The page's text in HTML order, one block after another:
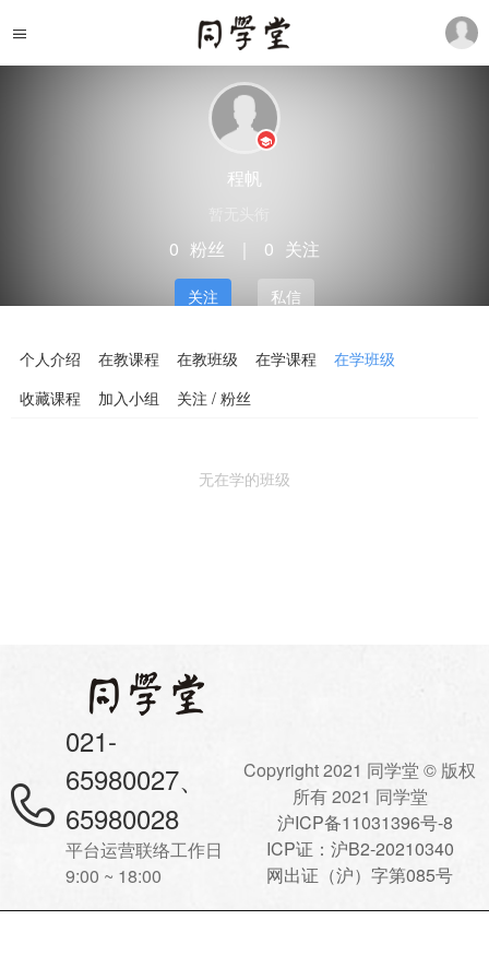
程帆
0 粉丝 0 关注
关注 私信
个人介绍 在教课程 在教班级 在学课程
在学班级
收藏课程
加入小组 关注 / 粉丝
无在学的班级
021-
65980027、
65980028
平台运营联络工作日
9:00 ~ 18:00
Copyright 2021 同学堂 © 版权
所有 2021 同学堂
沪ICP备11031396号-8
ICP证：沪B2-20210340
网出证（沪）字第085号